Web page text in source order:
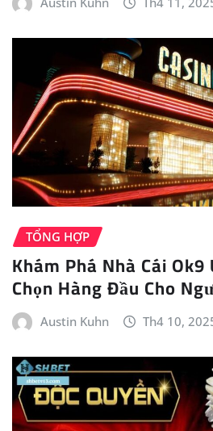
TỔNG HỢP
Khám Phá Nhà Cái
Chọn Hàng Đầu Cho
Austin Kuhn Th4 10,